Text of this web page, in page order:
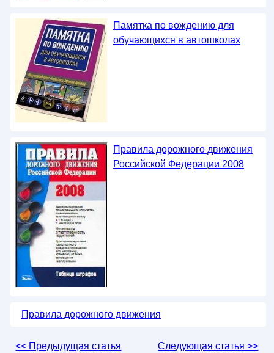
Памятка по вождению для
обучающихся в автошколах
Правила дорожного движения
Российской Федерации 2008
Правила дорожного движения
<< Предыдущая статья Следующая статья >>